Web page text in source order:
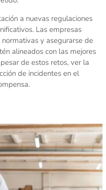
a nuevas regulaciones
Las empresas
y asegurarse de
alineados con las mejores
de estos retos, ver la
de incidentes en el